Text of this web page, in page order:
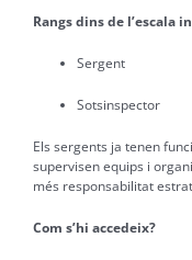
Rangs dins de l’escala
Sergent
Sotsinspector
Els sergents ja tenen
supervisen equips i
més responsabilitat
Com s’hi accedeix?